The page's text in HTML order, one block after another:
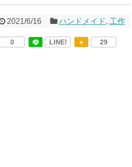
2021/6/16 ハンドメイド, 工作
0 LINE! 29